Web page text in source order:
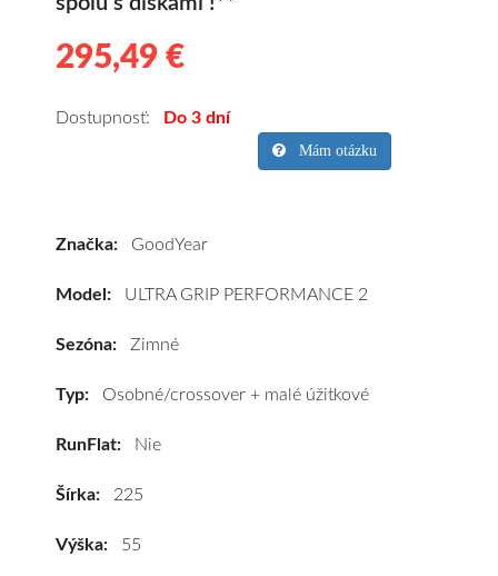
295,49 €
pneumatiky
ULTRA
R17
Dostupnosť: Do 3 dní
Mám otázku
Značka: GoodYear
Model: ULTRA GRIP PERFORMANCE 2
Sezóna: Zimné
Typ: Osobné/crossover + malé úžitkové
RunFlat: Nie
Šírka: 225
Výška: 55